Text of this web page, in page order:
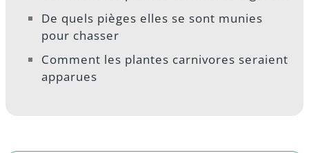
De quels pièges elles se sont munies
pour chasser
Comment les plantes carnivores seraient
apparues